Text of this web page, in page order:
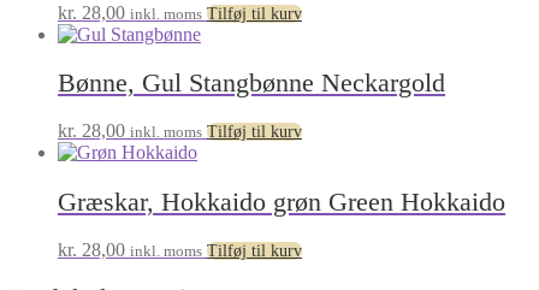
kr. 28,00 inkl. moms Tilføj til kurv
Bønne, Gul Stangbønne Neckargold
kr. 28,00 inkl. moms Tilføj til kurv
Græskar, Hokkaido grøn Green Hokkaido
kr. 28,00 inkl. moms Tilføj til kurv